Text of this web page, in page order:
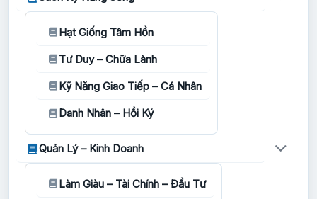
Hạt Giống Tâm Hồn
Tư Duy – Chữa Lành
Kỹ Năng Giao Tiếp – Cá Nhân
Danh Nhân – Hồi Ký
Quản Lý – Kinh Doanh
Làm Giàu – Tài Chính – Đầu Tư